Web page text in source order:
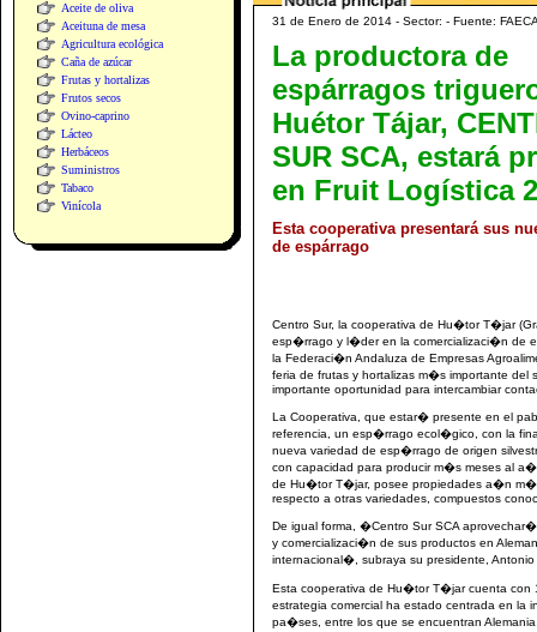
Aceite de oliva
Aceituna de mesa
Agricultura ecológica
Caña de azúcar
Frutas y hortalizas
Frutos secos
Ovino-caprino
Lácteo
Herbáceos
Suministros
Tabaco
Vinícola
31 de Enero de 2014 - Sector: - Fuente:
La productora de
espárragos
Huétor Tájar,
SUR SCA, estará
en Fruit Logística
Esta cooperativa presentará sus
de espárrago
Centro Sur, la cooperativa de Hu�tor T�jar
esp�rrago y l�der en la comercializaci�n de
la Federaci�n Andaluza de Empresas
feria de frutas y hortalizas m�s importante
importante oportunidad para intercambiar
La Cooperativa, que estar� presente en el
referencia, un esp�rrago ecol�gico, con la
nueva variedad de esp�rrago de origen
con capacidad para producir m�s meses al
de Hu�tor T�jar, posee propiedades a�n
respecto a otras variedades, compuestos
De igual forma, �Centro Sur SCA
y comercializaci�n de sus productos en
internacional�, subraya su presidente, Antonio
Esta cooperativa de Hu�tor T�jar cuenta con
estrategia comercial ha estado centrada en
pa�ses, entre los que se encuentran